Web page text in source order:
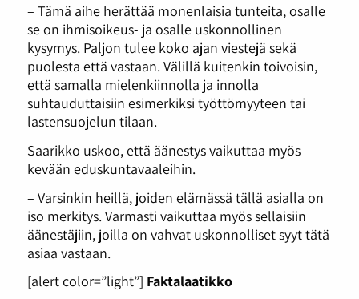
– Tämä aihe herättää monenlaisia tunteita, osalle
se on ihmisoikeus- ja osalle uskonnollinen
kysymys. Paljon tulee koko ajan viestejä sekä
puolesta että vastaan. Välillä kuitenkin toivoisin,
että samalla mielenkiinnolla ja innolla
suhtauduttaisiin esimerkiksi työttömyyteen tai
lastensuojelun tilaan.
Saarikko uskoo, että äänestys vaikuttaa myös
kevään eduskuntavaaleihin.
– Varsinkin heillä, joiden elämässä tällä asialla on
iso merkitys. Varmasti vaikuttaa myös sellaisiin
äänestäjiin, joilla on vahvat uskonnolliset syyt tätä
asiaa vastaan.
[alert color=”light”] Faktalaatikko